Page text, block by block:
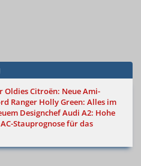
OldiesCitroën: Neue Ami-
Ranger Holly Green: Alles im
DesignchefAudi A2: Hohe
Stauprognose für das